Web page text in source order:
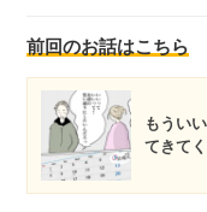
前回のお話はこちら
もうい
てきて